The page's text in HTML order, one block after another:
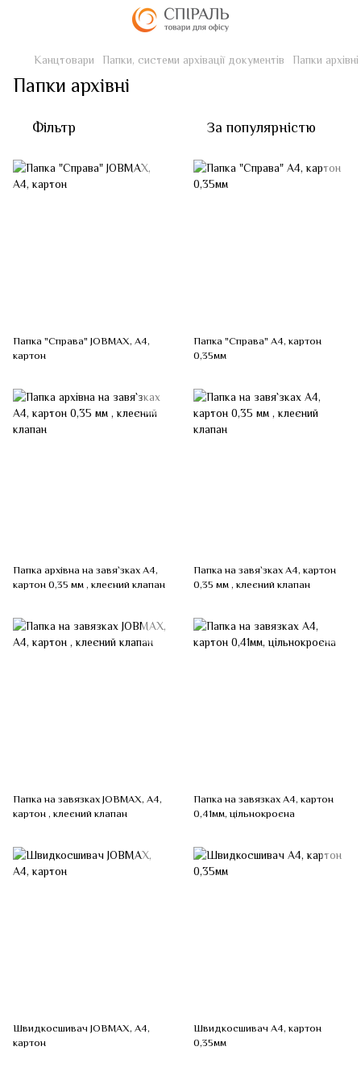
Канцтовари Папки, системи архівації документів Папки архівні
Папки архівні
Фільтр За популярністю
Папка "Справа" JOBMAX, А4,
картон
Папка "Справа" А4, картон
0,35мм
Папка архівна на завя`зках А4,
картон 0,35 мм , клеєний клапан
Папка на завя`зках А4, картон
0,35 мм , клеєний клапан
Папка на завязках JOBMAX, А4,
картон , клеєний клапан
Папка на завязках А4, картон
0,41мм, цільнокроєна
Швидкосшивач JOBMAX, А4,
картон
Швидкосшивач А4, картон
0,35мм